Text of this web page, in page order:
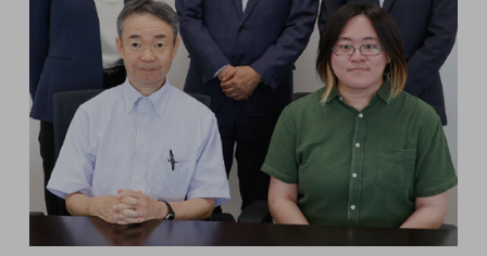
サービス・ソリューションTOP
DXに関する課題を解決する
サービス・ソリューションをご紹介
カテゴリーで探す
カテゴリーで探すTOP
ネットワーク・モバイル
クラウド・データセンター
電話・映像コミュニケーション